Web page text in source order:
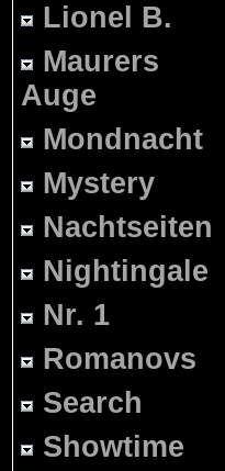
Lionel B.
Maurers
Auge
Mondnacht
Mystery
Nachtseiten
Nightingale
Nr. 1
Romanovs
Search
Showtime